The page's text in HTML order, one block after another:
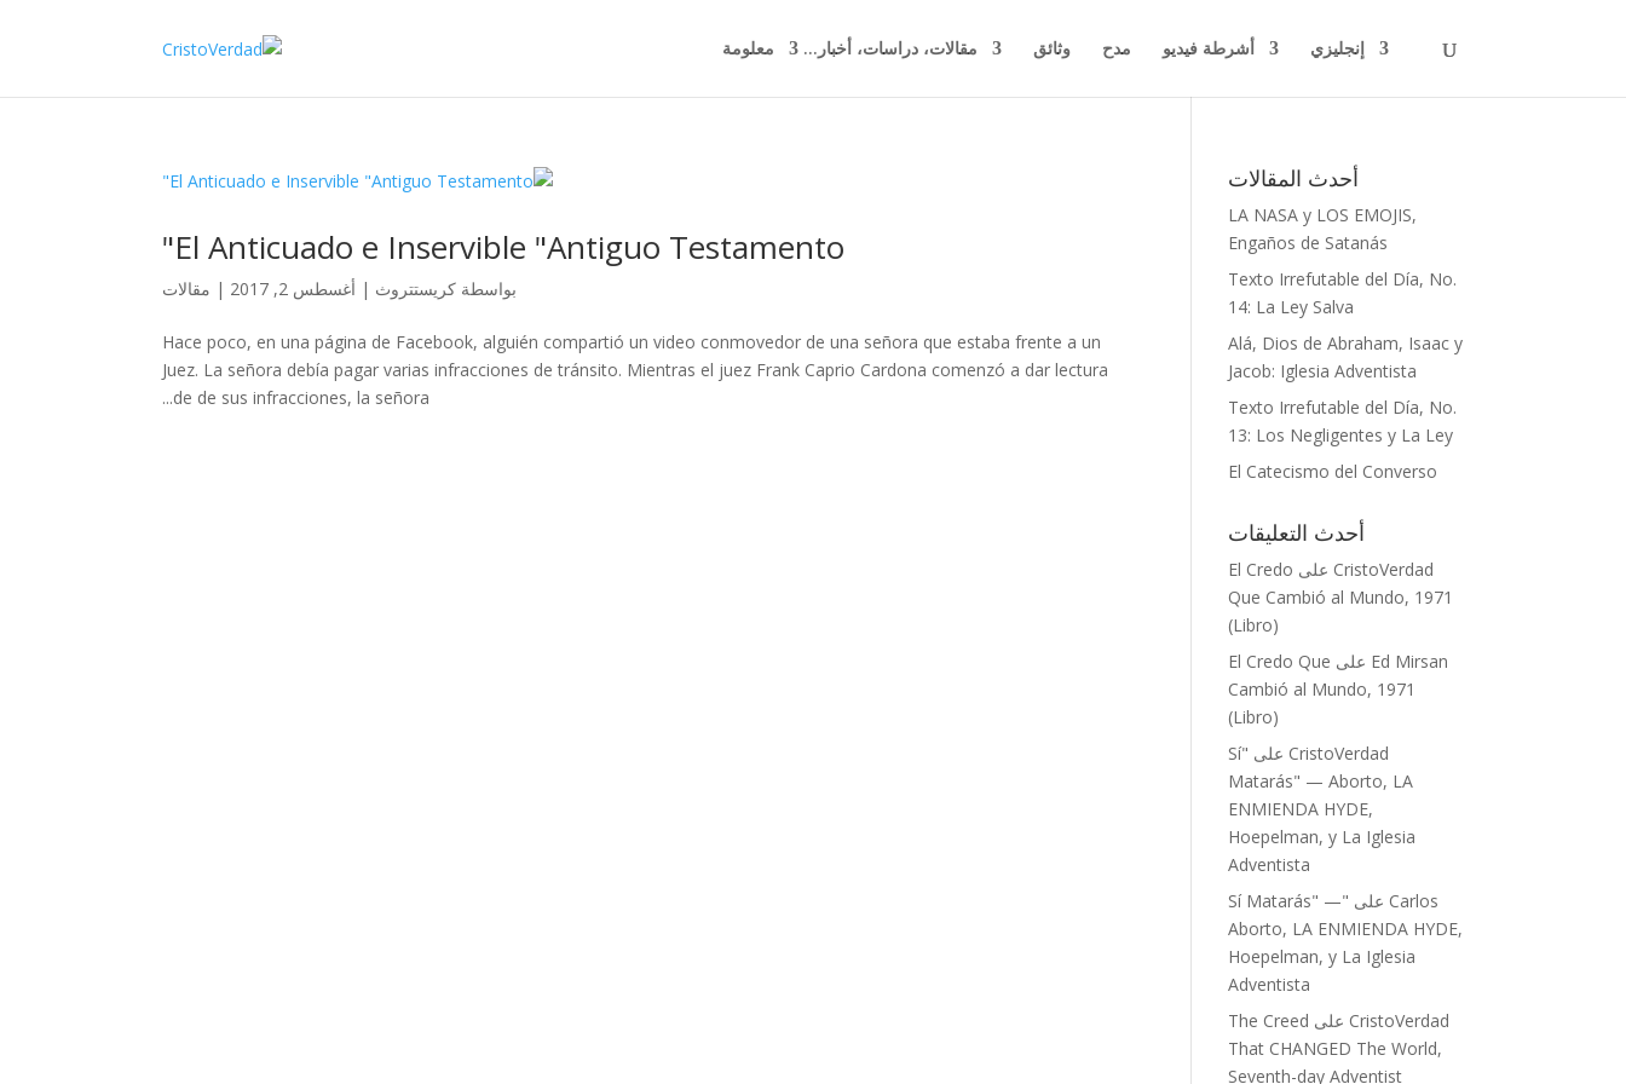
إنجليزي أشرطة فيديو مدح وثائق مقالات، دراسات، أخبار... معلومة
El Anticuado e Inservible "Antiguo Testamento"
بواسطة كريستتروث | أغسطس 2, 2017 | مقالات
Hace poco, en una página de Facebook, alguién compartió un video conmovedor de una señora que estaba frente a un
Juez. La señora debía pagar varias infracciones de tránsito. Mientras el juez Frank Caprio Cardona comenzó a dar lectura
de de sus infracciones, la señora...
أحدث المقالات
LA NASA y LOS EMOJIS,
Engaños de Satanás
Texto Irrefutable del Día, No.
14: La Ley Salva
Alá, Dios de Abraham, Isaac y
Jacob: Iglesia Adventista
Texto Irrefutable del Día, No.
13: Los Negligentes y La Ley
El Catecismo del Converso
أحدث التعليقات
CristoVerdad على El Credo
Que Cambió al Mundo, 1971
(Libro)
Ed Mirsan على El Credo Que
Cambió al Mundo, 1971
(Libro)
CristoVerdad على "Sí
Matarás" — Aborto, LA
ENMIENDA HYDE,
Hoepelman, y La Iglesia
Adventista
Carlos على
"Sí Matarás" —
Aborto, LA ENMIENDA HYDE,
Hoepelman, y La Iglesia
Adventista
CristoVerdad على The Creed
That CHANGED The World,
Seventh-day Adventist